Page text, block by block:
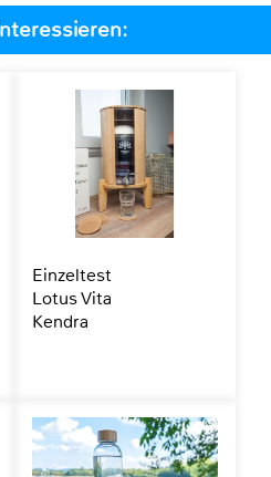
Einzeltest
Lotus Vita
Kendra